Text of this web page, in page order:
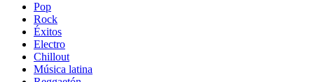
Pop
Rock
Éxitos
Electro
Chillout
Música latina